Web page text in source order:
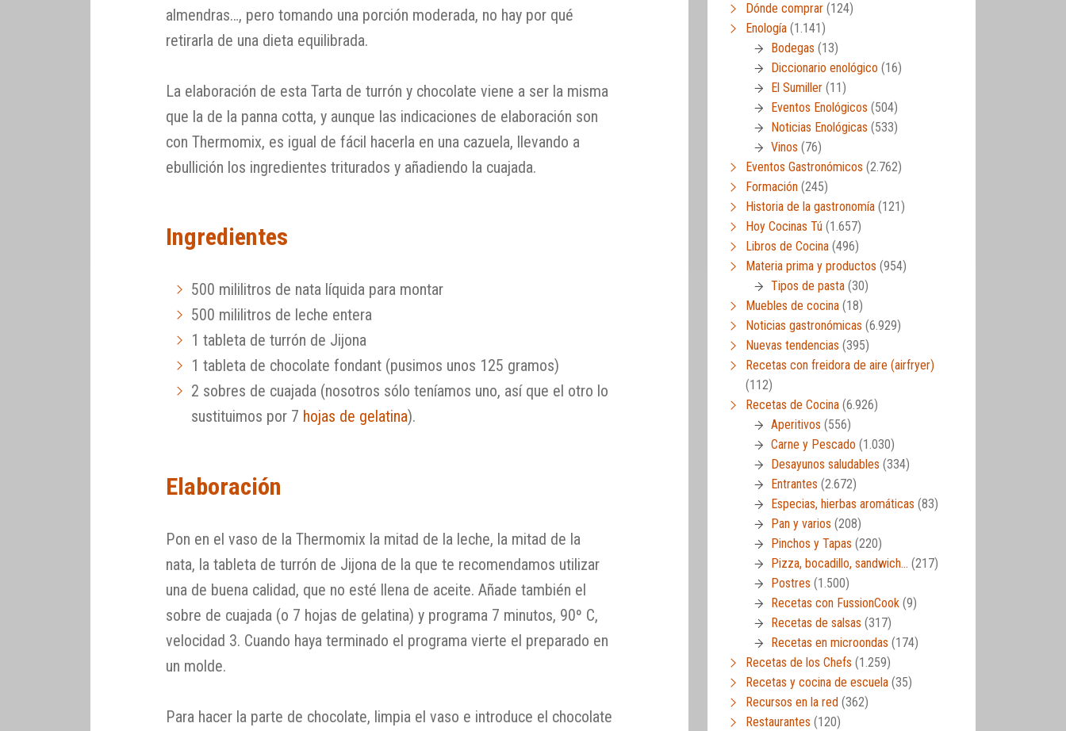
almendras…, pero tomando una porción moderada, no hay por qué
retirarla de una dieta equilibrada.
La elaboración de esta Tarta de turrón y chocolate viene a ser la misma
que la de la panna cotta, y aunque las indicaciones de elaboración son
con Thermomix, es igual de fácil hacerla en una cazuela, llevando a
ebullición los ingredientes triturados y añadiendo la cuajada.
Ingredientes
500 mililitros de nata líquida para montar
500 mililitros de leche entera
1 tableta de turrón de Jijona
1 tableta de chocolate fondant (pusimos unos 125 gramos)
2 sobres de cuajada (nosotros sólo teníamos uno, así que el otro lo
sustituimos por 7 hojas de gelatina).
Elaboración
Pon en el vaso de la Thermomix la mitad de la leche, la mitad de la
nata, la tableta de turrón de Jijona de la que te recomendamos utilizar
una de buena calidad, que no esté llena de aceite. Añade también el
sobre de cuajada (o 7 hojas de gelatina) y programa 7 minutos, 90º C,
velocidad 3. Cuando haya terminado el programa vierte el preparado en
un molde.
Para hacer la parte de chocolate, limpia el vaso e introduce el chocolate
Dónde comprar (124)
Enología (1.141)
Bodegas (13)
Diccionario enológico (16)
El Sumiller (11)
Eventos Enológicos (504)
Noticias Enológicas (533)
Vinos (76)
Eventos Gastronómicos (2.762)
Formación (245)
Historia de la gastronomía (121)
Hoy Cocinas Tú (1.657)
Libros de Cocina (496)
Materia prima y productos (954)
Tipos de pasta (30)
Muebles de cocina (18)
Noticias gastronómicas (6.929)
Nuevas tendencias (395)
Recetas con freidora de aire (airfryer)
(112)
Recetas de Cocina (6.926)
Aperitivos (556)
Carne y Pescado (1.030)
Desayunos saludables (334)
Entrantes (2.672)
Especias, hierbas aromáticas (83)
Pan y varios (208)
Pinchos y Tapas (220)
Pizza, bocadillo, sandwich… (217)
Postres (1.500)
Recetas con FussionCook (9)
Recetas de salsas (317)
Recetas en microondas (174)
Recetas de los Chefs (1.259)
Recetas y cocina de escuela (35)
Recursos en la red (362)
Restaurantes (120)